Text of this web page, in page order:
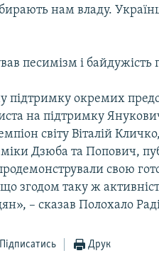
нам владу.
песимізм і байдужість
окремих
на підтримку
світу Віталій Кличко,
Дзюба та Попович,
свою
згодом таку ж
– сказав Полохало
Підписатись Друк